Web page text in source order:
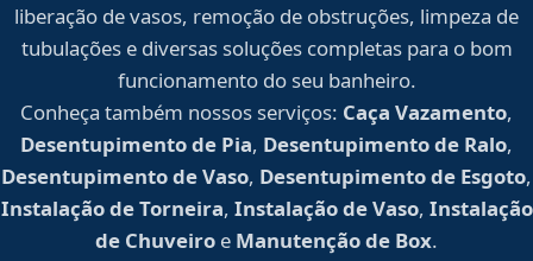
liberação de vasos, remoção de obstruções, limpeza de
tubulações e diversas soluções completas para o bom
funcionamento do seu banheiro.
Conheça também nossos serviços: Caça Vazamento,
Desentupimento de Pia, Desentupimento de Ralo,
Desentupimento de Vaso, Desentupimento de Esgoto,
Instalação de Torneira, Instalação de Vaso, Instalação
de Chuveiro e Manutenção de Box.